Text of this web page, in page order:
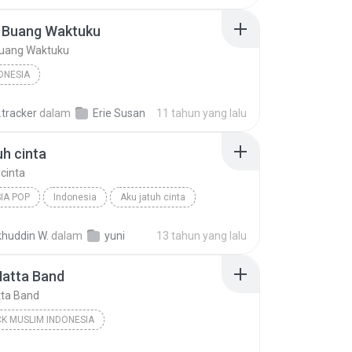
MUSLIM INDONESIA
Waktuku
Waktuku
dalam Erie Susan 11 tahun yang lalu
cinta
POP Indonesia Aku jatuh cinta
W. dalam yuni 13 tahun yang lalu
Band
Band
MUSLIM INDONESIA